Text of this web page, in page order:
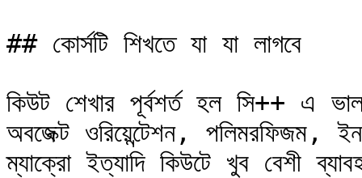
## কোর্সটি শিখতে যা যা লাগবে
কিউট শেখার পূর্বশর্ত হল সি++ এ
অবজেক্ট ওরিয়েন্টেশন, পলিমরফিজম,
ম্যাক্রো ইত্যাদি কিউটে খুব বেশী